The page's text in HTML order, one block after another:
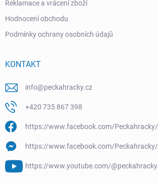
Reklamace a vrácení zboží
Hodnocení obchodu
Podmínky ochrany osobních údajů
KONTAKT
info@peckahracky.cz
+420 735 867 398
https://www.facebook.com/Peckahracky/
https://www.facebook.com/Peckahracky/
https://www.youtube.com/@peckahracky